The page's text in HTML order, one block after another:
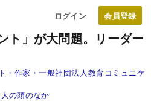
ログイン
ト」が大問題。リーダー
・作家・一般社団法人教育コミュニケ
の頭のなか